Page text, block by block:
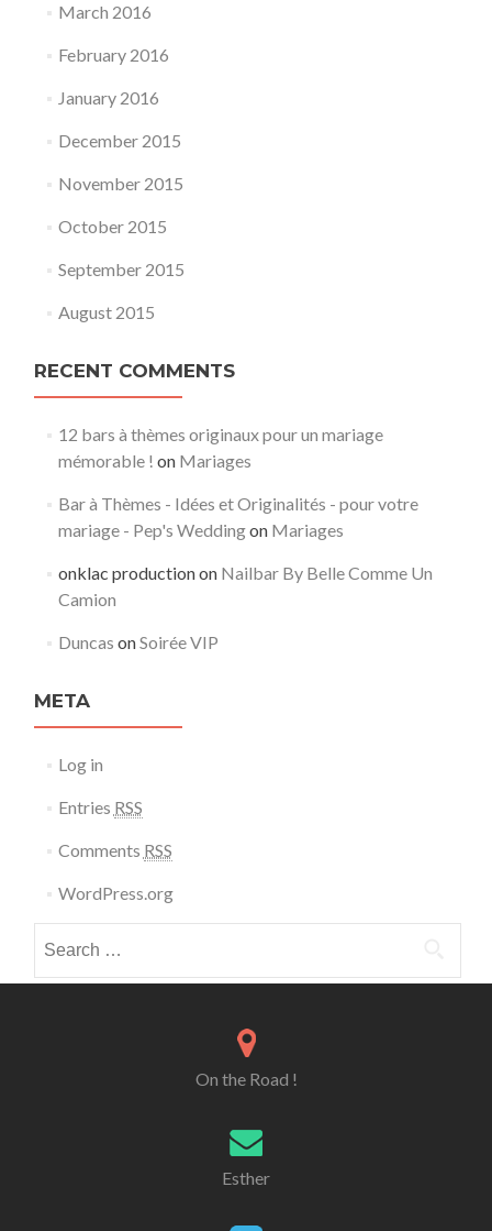
March 2016
February 2016
January 2016
December 2015
November 2015
October 2015
September 2015
August 2015
RECENT COMMENTS
12 bars à thèmes originaux pour un mariage
mémorable ! on Mariages
Bar à Thèmes - Idées et Originalités - pour votre
mariage - Pep's Weddingon Mariages
onklac productionon Nailbar By Belle Comme Un
Camion
Duncas onSoirée VIP
META
Log in
Entries RSS
Comments RSS
WordPress.org
On the Road !
Esther